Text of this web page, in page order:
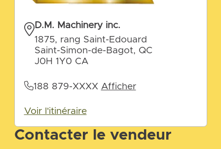
Contacter le vendeur
D.M. Machinery inc.
1875, rang Saint-Edouard
Saint-Simon-de-Bagot, QC
J0H 1Y0 CA
188 879-XXXX Afficher
Voir l'itinéraire